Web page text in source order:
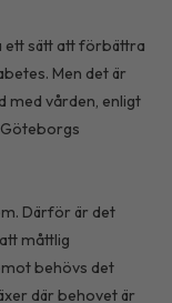
ett sätt att förbättra
Men det är
med vården, enligt
Därför är det
måttlig
behövs det
där behovet är